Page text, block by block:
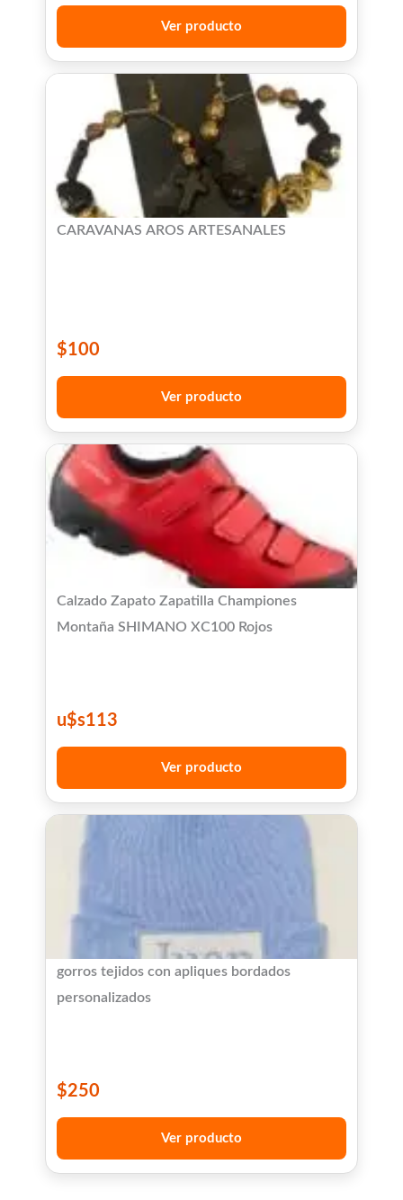
Ver producto
CARAVANAS AROS ARTESANALES
$100
Ver producto
Calzado Zapato Zapatilla Championes
Montaña SHIMANO XC100 Rojos
u$s113
Ver producto
gorros tejidos con apliques bordados
personalizados
$250
Ver producto